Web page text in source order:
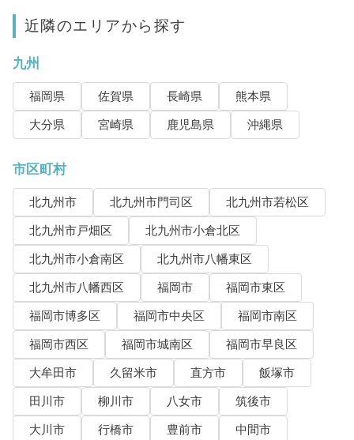
近隣のエリアから探す
九州
福岡県 佐賀県 長崎県
熊本県
大分県
宮崎県 鹿児島県 沖縄県
市区町村
北九州市 北九州市門司区
北九州市若松区
北九州市戸畑区
北九州市小倉北区
北九州市小倉南区
北九州市八幡東区
北九州市八幡西区
福岡市
福岡市東区
福岡市博多区
福岡市中央区
福岡市南区
福岡市西区
福岡市城南区
福岡市早良区
大牟田市
久留米市 直方市
飯塚市
田川市
柳川市 八女市
筑後市
大川市
行橋市 豊前市
中間市